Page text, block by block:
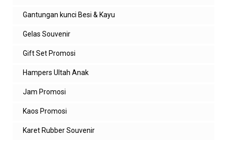
Gantungan kunci Besi & Kayu
Gelas Souvenir
Gift Set Promosi
Hampers Ultah Anak
Jam Promosi
Kaos Promosi
Karet Rubber Souvenir